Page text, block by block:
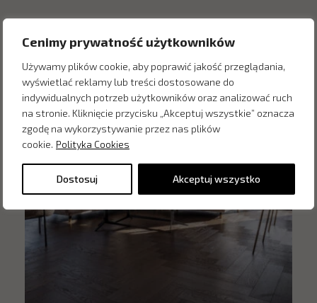
Cenimy prywatność użytkowników
Używamy plików cookie, aby poprawić jakość przeglądania,
wyświetlać reklamy lub treści dostosowane do
indywidualnych potrzeb użytkowników oraz analizować ruch
na stronie. Kliknięcie przycisku „Akceptuj wszystkie” oznacza
zgodę na wykorzystywanie przez nas plików
cookie. Polityka Cookies
Dostosuj Akceptuj wszystko
Inne produkty z kategorii